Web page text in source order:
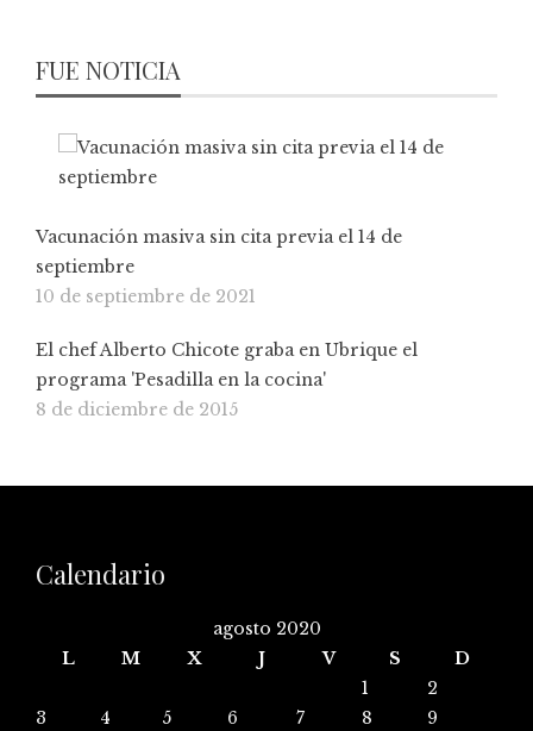
FUE NOTICIA
Vacunación masiva sin cita previa el 14 de
septiembre
10 de septiembre de 2021
El chef Alberto Chicote graba en Ubrique el
programa 'Pesadilla en la cocina'
8 de diciembre de 2015
Calendario
agosto 2020
L
M X J V S
D
1
2
3
4 5 6 7 8
9